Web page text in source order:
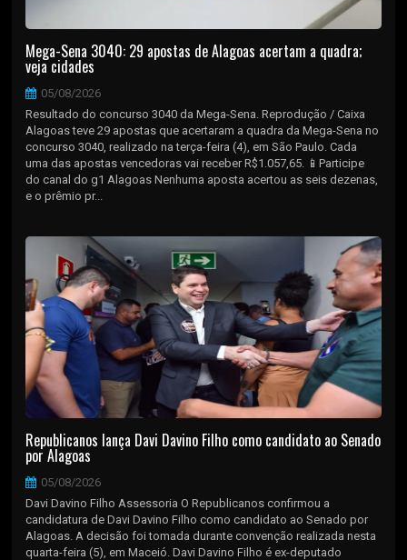
Mega-Sena 3040: 29 apostas de Alagoas acertam a quadra;
veja cidades
05/08/2026
Resultado do concurso 3040 da Mega-Sena. Reprodução / Caixa
Alagoas teve 29 apostas que acertaram a quadra da Mega-Sena no
concurso 3040, realizado na terça-feira (4), em São Paulo. Cada
uma das apostas vencedoras vai receber R$1.057,65. 📱Participe
do canal do g1 Alagoas Nenhuma aposta acertou as seis dezenas,
e o prêmio pr...
Republicanos lança Davi Davino Filho como candidato ao Senado
por Alagoas
05/08/2026
Davi Davino Filho Assessoria O Republicanos confirmou a
candidatura de Davi Davino Filho como candidato ao Senado por
Alagoas. A decisão foi tomada durante convenção realizada nesta
quarta-feira (5), em Maceió. Davi Davino Filho é ex-deputado